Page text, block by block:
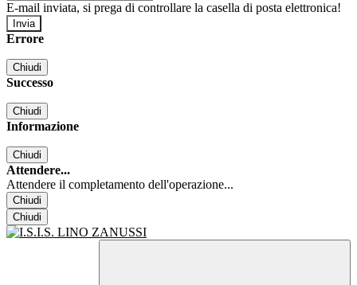
E-mail inviata, si prega di controllare la casella di posta elettronica!
Errore
Chiudi
Successo
Chiudi
Informazione
Chiudi
Attendere...
Attendere il completamento dell'operazione...
Chiudi
Chiudi